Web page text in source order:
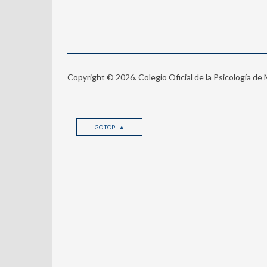
Copyright © 2026. Colegio Oficial de la Psicología de
GO TOP